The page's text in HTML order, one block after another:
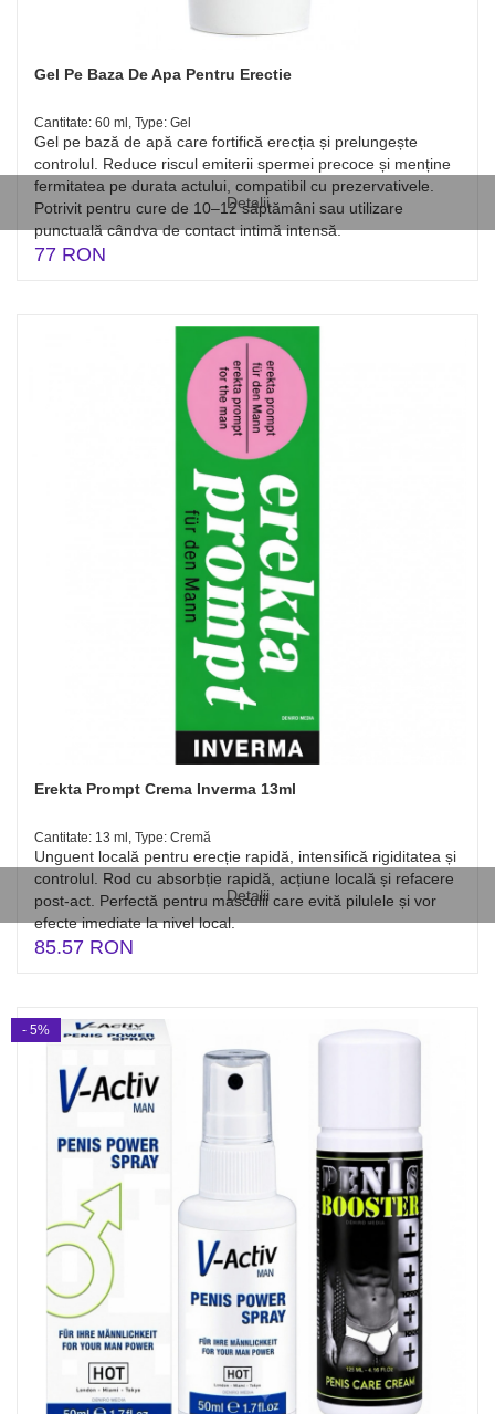
Detalii
Gel Pe Baza De Apa Pentru Erectie
Cantitate: 60 ml, Type: Gel
Gel pe bază de apă care fortifică erecția și prelungește
controlul. Reduce riscul emiterii spermei precoce și menține
fermitatea pe durata actului, compatibil cu prezervativele.
Potrivit pentru cure de 10–12 săptămâni sau utilizare
punctuală cândva de contact intimă intensă.
77 RON
Detalii
Erekta Prompt Crema Inverma 13ml
Cantitate: 13 ml, Type: Cremă
Unguent locală pentru erecție rapidă, intensifică rigiditatea și
controlul. Rod cu absorbție rapidă, acțiune locală și refacere
post-act. Perfectă pentru masculii care evită pilulele și vor
efecte imediate la nivel local.
85.57 RON
- 5%